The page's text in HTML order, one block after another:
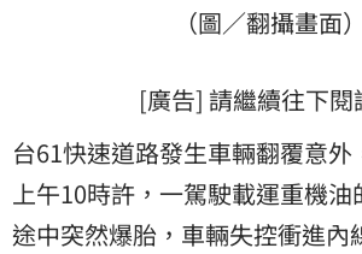
（圖／翻攝畫面）
[廣告] 請繼續往下
台61快速道路發生車輛翻覆意外
上午10時許，一駕駛載運重機
途中突然爆胎，車輛失控衝進內